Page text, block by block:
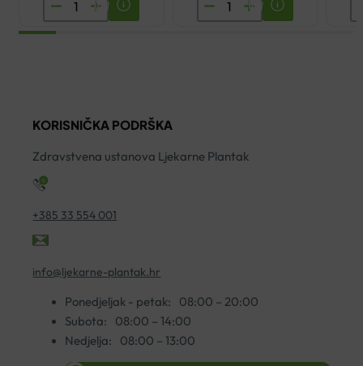
MAGNEZIJ
APETIT
KORISNIČKA PODRŠKA
Zdravstvena ustanova Ljekarne Plantak
+385 33 554 001
info@ljekarne-plantak.hr
Ponedjeljak - petak:
08:00 – 20:00
Subota:
08:00 – 14:00
Nedjelja:
08:00 – 13:00